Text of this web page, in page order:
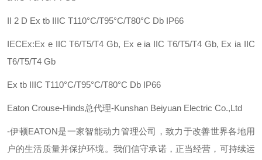
II 2 D Ex tb IIIC T110°C/T95°C/T80°C Db IP66
IECEx:Ex e IIC T6/T5/T4 Gb, Ex e ia IIC T6/T5/T4 Gb, Ex ia IIC
T6/T5/T4 Gb
Ex tb IIIC T110°C/T95°C/T80°C Db IP66
Eaton Crouse-Hinds总代理-Kunshan Beiyuan Electric Co.,Ltd
-伊顿EATON是一家智能动力管理公司，致力于改善世界各地用
户的生活质量并保护环境。我们信守承诺，正当经营，可持续运